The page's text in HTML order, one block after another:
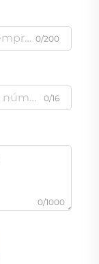
0/200
0/16
0/1000